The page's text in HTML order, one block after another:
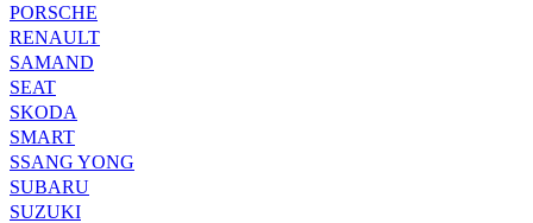
PORSCHE
RENAULT
SAMAND
SEAT
SKODA
SMART
SSANG YONG
SUBARU
SUZUKI